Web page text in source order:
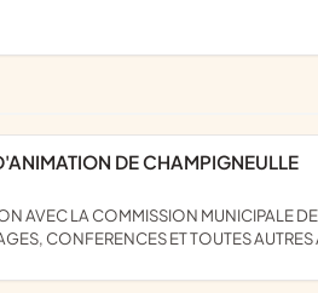
DE CHAMPIGNEULLE
CONFERENCES ET TOUTES AUTRES